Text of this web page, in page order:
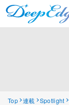
Top 連載 Spotlight